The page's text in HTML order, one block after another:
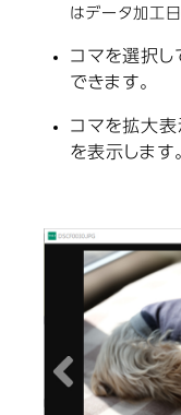
はデータ加工日
コマを選択し
できます。
コマを拡大
を表示します。